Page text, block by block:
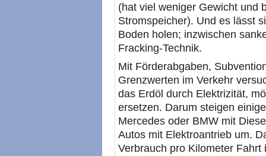
(hat viel weniger Gewicht und
Stromspeicher). Und es lässt
Boden holen; inzwischen
Fracking-Technik.
Mit Förderabgaben,
Grenzwerten im Verkehr
das Erdöl durch Elektrizität,
ersetzen. Darum steigen
Mercedes oder BMW mit
Autos mit Elektroantrieb um.
Verbrauch pro Kilometer